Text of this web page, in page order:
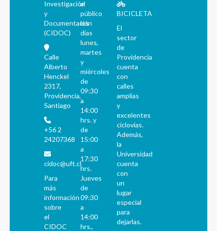
Investigación
y
Documentación
(CIDOC)
Calle
Alberto
Henckel
2317,
Providencia,
Santiago
+56 2
24207368
cidoc@uft.cl
Para
más
información
sobre
el
CIDOC
al
público
los
días
lunes,
martes
y
miércoles
de
09:30
a
14:00
hrs. y
de
15:00
a
17:30
hrs.
Jueves
de
09:30
a
14:00
hrs.,
BICICLETA
El
sector
de
Providencia
cuenta
con
calles
amplias
y
excelentes
ciclovías.
Además,
la
Universidad
cuenta
con
un
lugar
especial
para
dejarlas.